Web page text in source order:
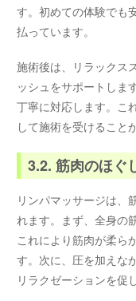
す。初めての体験でも
払っています。
施術後は、リラックス
ッシュをサポートしま
丁寧に対応します。こ
して施術を受けること
3.2. 筋肉のほぐ
リンパマッサージは、
れます。まず、全身の
これにより筋肉が柔ら
す。次に、圧を加えな
リラクゼーションを促